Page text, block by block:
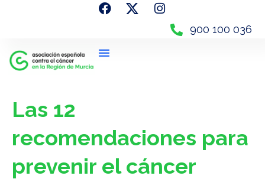
900 100 036
Las 12
recomendaciones para
prevenir el cáncer